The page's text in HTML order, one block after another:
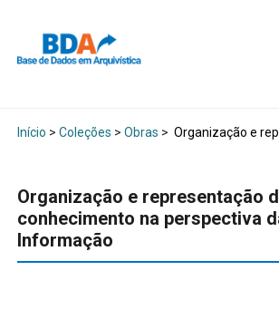
Início > Coleções > Obras > Organização e
Organização e representação
conhecimento na perspectiva
Informação